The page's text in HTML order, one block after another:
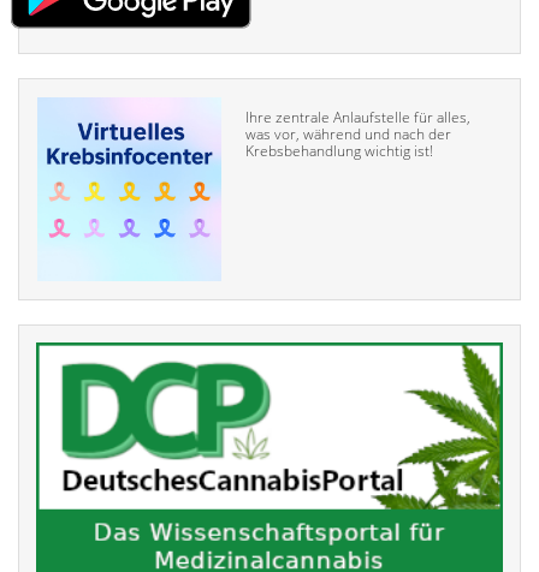
Ihre zentrale Anlaufstelle für alles,
was vor, während und nach der
Krebsbehandlung wichtig ist!